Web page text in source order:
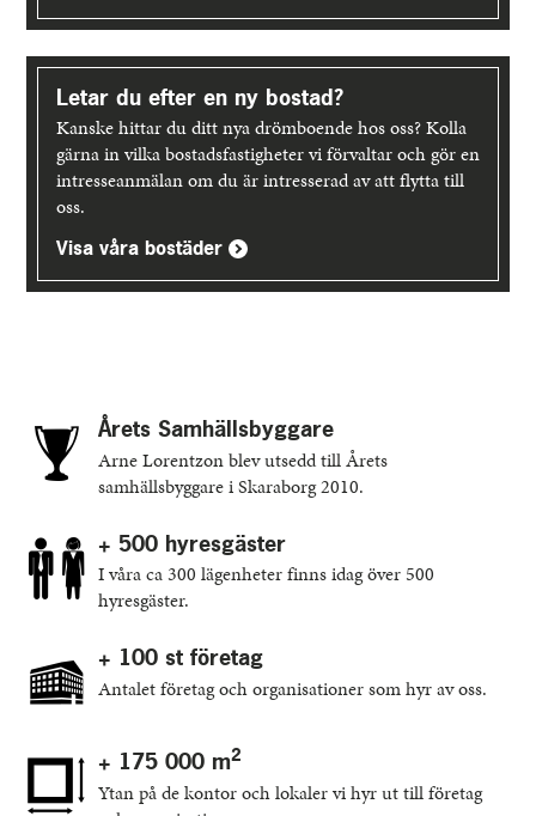
Letar du efter en ny bostad?
Kanske hittar du ditt nya drömboende hos oss? Kolla
gärna in vilka bostadsfastigheter vi förvaltar och gör en
intresseanmälan om du är intresserad av att flytta till
oss.
Visa våra bostäder
Årets Samhällsbyggare
Arne Lorentzon blev utsedd till Årets
samhällsbyggare i Skaraborg 2010.
+ 500 hyresgäster
I våra ca 300 lägenheter finns idag över 500
hyresgäster.
+ 100 st företag
Antalet företag och organisationer som hyr av oss.
+ 175 000 m2
Ytan på de kontor och lokaler vi hyr ut till företag